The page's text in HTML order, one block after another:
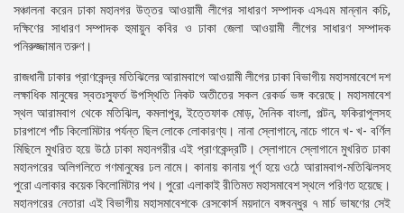
সঞ্চালনা করেন ঢাকা মহানগর উত্তর আওয়ামী লীগের সাধারণ সম্পাদক এসএম মান্নান কচি,
দক্ষিণের সাধারণ সম্পাদক হুমায়ুন কবির ও ঢাকা জেলা আওয়ামী লীগের সাধারণ সম্পাদক
পনিরুজ্জামান তরুণ।
রাজধানী ঢাকার প্রাণকেন্দ্র মতিঝিলের আরামবাগে আওয়ামী লীগের ঢাকা বিভাগীয় মহাসমাবেশে দশ
লক্ষাধিক মানুষের স্বতঃস্ফুর্ত উপস্থিতি নিকট অতীতের সকল রেকর্ড ভঙ্গ করেছে। মহাসমাবেশ
স্থল আরামবাগ থেকে মতিঝিল, কমলাপুর, ইত্তেফাক মোড়, দৈনিক বাংলা, পল্টন, ফকিরাপুলসহ
চারপাশে পাঁচ কিলোমিটার পর্যন্ত ছিল লোকে লোকারণ্য। নানা স্লোগানে, নাচে গানে খ- খ- বর্ণিল
মিছিলে মুখরিত হয়ে উঠে ঢাকা মহানগরীর এই প্রাণকেন্দ্রটি। স্লোগানে স্লোগানে মুখরিত ঢাকা
মহানগরের অলিগলিতে গণমানুষের ঢল নামে। কানায় কানায় পূর্ণ হয়ে ওঠে আরামবাগ-মতিঝিলসহ
পুরো এলাকার কয়েক কিলোমিটার পথ। পুরো এলাকাই রীতিমত মহাসমাবেশ স্থলে পরিণত হয়েছে।
মহানগরের নেতারা এই বিভাগীয় মহাসমাবেশকে রেসকোর্স ময়দানে বঙ্গবন্ধুর ৭ মার্চ ভাষণের সেই